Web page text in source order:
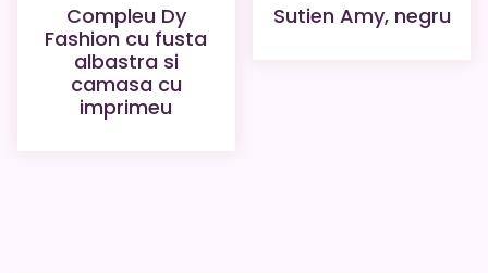
Compleu Dy
Fashion cu fusta
albastra si
camasa cu
imprimeu
Sutien Amy, negru